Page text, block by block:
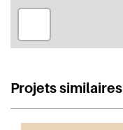
Projets similaires